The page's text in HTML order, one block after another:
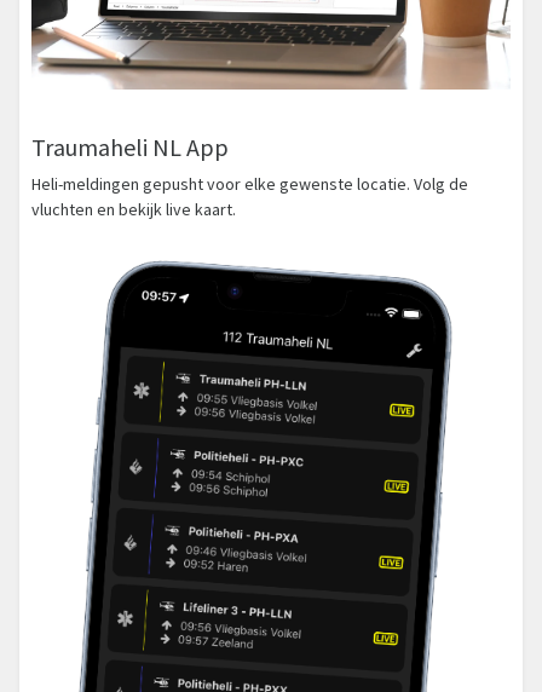
Traumaheli NL App
Heli-meldingen gepusht voor elke gewenste locatie. Volg de
vluchten en bekijk live kaart.